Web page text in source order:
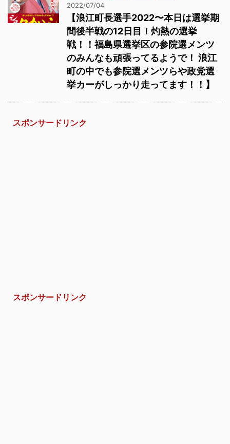
2022/07/04
【浪江町長選手2022〜本日は選挙期
間後半戦の12日目！灼熱の選挙
戦！！福島県選挙区の参院選メンツ
のみんなも頑張ってるようで！ 浪江
町の中でも参院選メンツらや政党選
挙カーがしっかり走ってます！！】
スポンサードリンク
スポンサードリンク